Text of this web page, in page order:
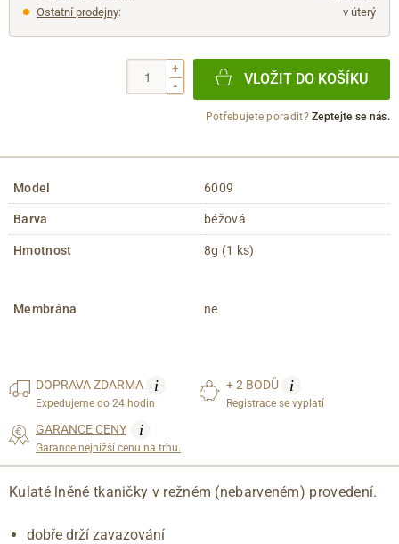
Ostatní prodejny: v úterý
+
-
VLOŽIT DO KOŠÍKU
Potřebujete poradit?Zeptejte se nás.
Model 6009
Barva béžová
Hmotnost 8g (1 ks)
Membrána ne
DOPRAVAZDARMA i
Expedujeme do 24 hodin
+ 2 BODŮ i
Registrace se vyplatí
GARANCE CENY i
Garance nejnižší cenu na trhu.
Kulaté lněné tkaničky v režném (nebarveném) provedení.
dobře drží zavazování